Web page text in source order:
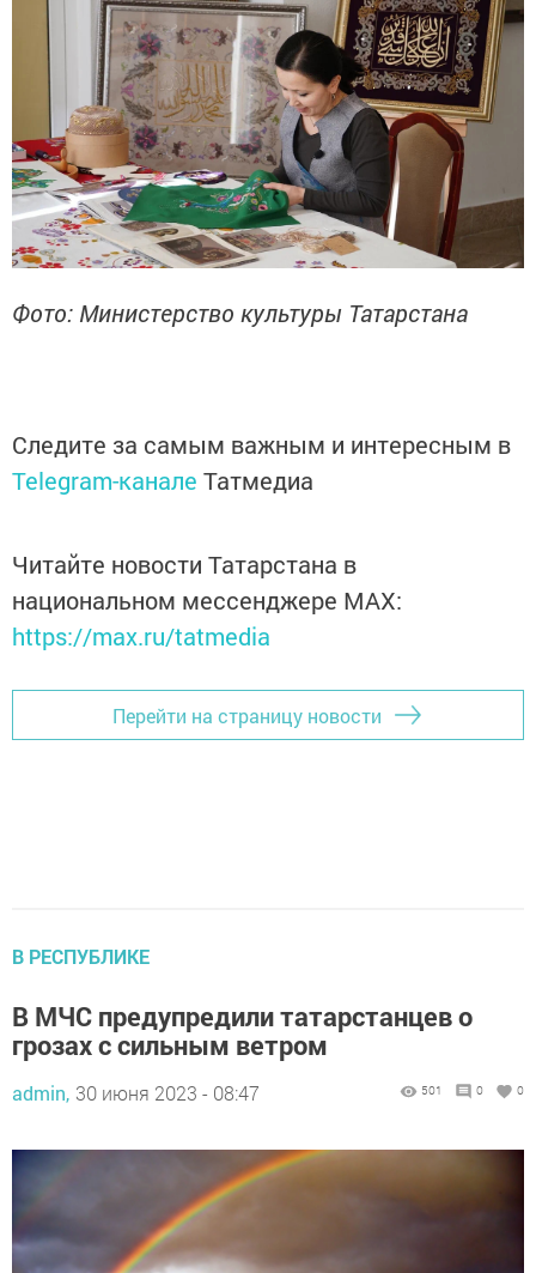
Фото: Министерство культуры Татарстана
Следите за самым важным и интересным в
Telegram-канале Татмедиа
Читайте новости Татарстана в
национальном мессенджере MАХ:
https://max.ru/tatmedia
Перейти на страницу новости
В РЕСПУБЛИКЕ
В МЧС предупредили татарстанцев о
грозах с сильным ветром
admin, 30 июня 2023 - 08:47 501 0 0